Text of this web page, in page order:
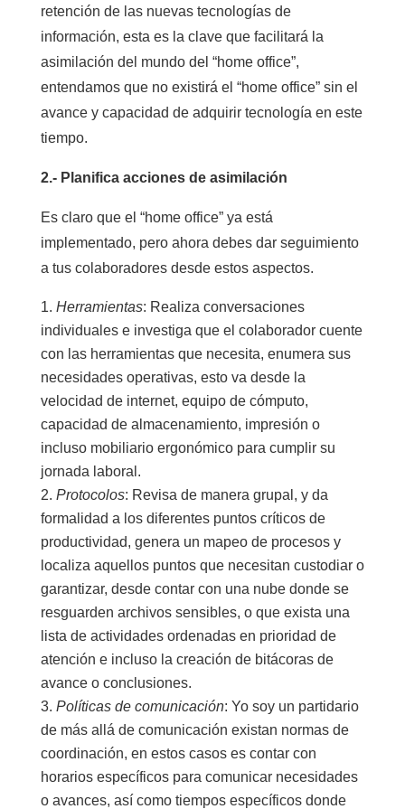
retención de las nuevas tecnologías de
información, esta es la clave que facilitará la
asimilación del mundo del “home office”,
entendamos que no existirá el “home office” sin el
avance y capacidad de adquirir tecnología en este
tiempo.
2.- Planifica acciones de asimilación
Es claro que el “home office” ya está
implementado, pero ahora debes dar seguimiento
a tus colaboradores desde estos aspectos.
Herramientas: Realiza conversaciones
individuales e investiga que el colaborador cuente
con las herramientas que necesita, enumera sus
necesidades operativas, esto va desde la
velocidad de internet, equipo de cómputo,
capacidad de almacenamiento, impresión o
incluso mobiliario ergonómico para cumplir su
jornada laboral.
Protocolos: Revisa de manera grupal, y da
formalidad a los diferentes puntos críticos de
productividad, genera un mapeo de procesos y
localiza aquellos puntos que necesitan custodiar o
garantizar, desde contar con una nube donde se
resguarden archivos sensibles, o que exista una
lista de actividades ordenadas en prioridad de
atención e incluso la creación de bitácoras de
avance o conclusiones.
Políticas de comunicación: Yo soy un partidario
de más allá de comunicación existan normas de
coordinación, en estos casos es contar con
horarios específicos para comunicar necesidades
o avances, así como tiempos específicos donde